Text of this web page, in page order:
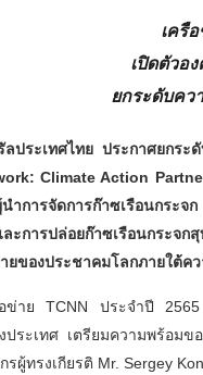
เครื
เปิดตัวอ
ยกระดับคว
ลประเทศไทย ประกาศยกร
Climate Action
นำการจัดการก๊าซเรือนกระ
และการปล่อยก๊าซเรือนก
ยของประชาคมโลกภายใต้ค
ข่าย TCNN ประจำปี 2565
ระเทศ เตรียมความพร้อมข
ผู้ทรงเกียรติ Mr. Sergey